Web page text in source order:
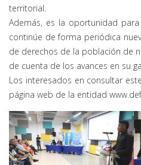
territorial.
Además, es la oportunidad
continúe de forma periódica
de derechos de la población de
de cuenta de los avances en su
Los interesados en consultar
página web de la entidad